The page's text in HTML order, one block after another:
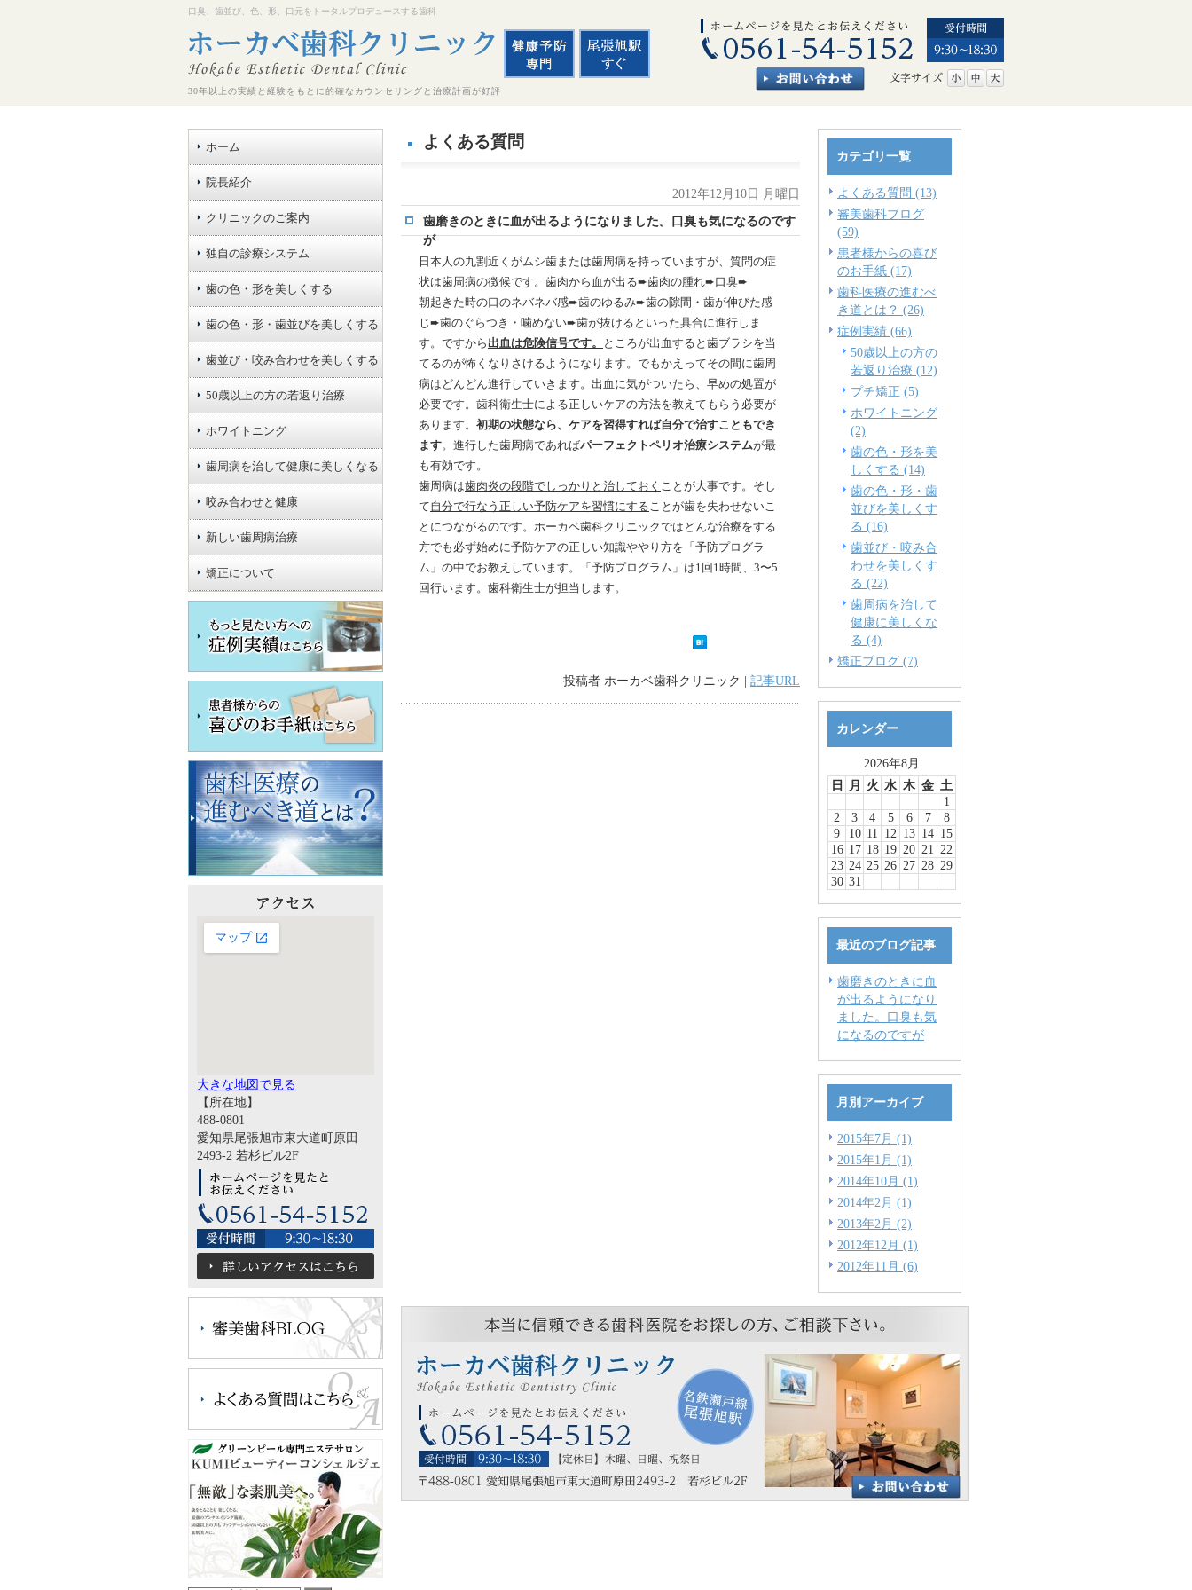
口臭、歯並び、色、形、口元をトータルプロデュースする歯科
30年以上の実績と経験をもとに的確なカウンセリングと治療計画が好評
よくある質問
2012年12月10日 月曜日
歯磨きのときに血が出るようになりました。口臭も気になるのです
が
日本人の九割近くがムシ歯または歯周病を持っていますが、質問の症
状は歯周病の徴候です。歯肉から血が出る➨歯肉の腫れ➨口臭➨
朝起きた時の口のネバネバ感➨歯のゆるみ➨歯の隙間・歯が伸びた感
じ➨歯のぐらつき・噛めない➨歯が抜けるといった具合に進行しま
す。ですから出血は危険信号です。
ところが出血すると歯ブラシを当
てるのが怖くなりさけるようになります。でもかえってその間に歯周
病はどんどん進行していきます。出血に気がついたら、早めの処置が
必要です。歯科衛生士による正しいケアの方法を教えてもらう必要が
あります。 初期の状態なら、ケアを習得すれば自分で治すこともでき
ます。進行した歯周病であればパーフェクトペリオ治療システムが最
も有効です。
歯周病は歯肉炎の段階でしっかりと治しておく ことが大事です。そし
て自分で行なう正しい予防ケアを習慣にすることが歯を失わせないこ
とにつながるのです。ホーカベ歯科クリニックではどんな治療をする
方でも必ず始めに予防ケアの正しい知識ややり方を「予防プログラ
ム」の中でお教えしています。「予防プログラム」は1回1時間、3〜5
回行います。歯科衛生士が担当します。
投稿者 ホーカベ歯科クリニック | 記事URL
カテゴリ一覧
よくある質問 (13)
審美歯科ブログ
(59)
患者様からの喜び
のお手紙 (17)
歯科医療の進むべ
き道とは？ (26)
症例実績 (66)
50歳以上の方の
若返り治療 (12)
プチ矯正 (5)
ホワイトニング
(2)
歯の色・形を美
しくする (14)
歯の色・形・歯
並びを美しくす
る (16)
歯並び・咬み合
わせを美しくす
る (22)
歯周病を治して
健康に美しくな
る (4)
矯正ブログ (7)
カレンダー
2026年8月
日
月 火 水 木 金 土
1
2
3 4 5 6 7
8
9
10 11 12 13 14 15
16 17 18 19 20 21
22
23 24 25 26 27 28 29
30 31
最近のブログ記事
歯磨きのときに血
が出るようになり
ました。口臭も気
になるのですが
月別アーカイブ
2015年7月 (1)
2015年1月 (1)
2014年10月 (1)
2014年2月 (1)
2013年2月 (2)
2012年12月 (1)
2012年11月 (6)
ホーム
院長紹介
クリニックのご案内
独自の診療システム
歯の色・形を美しくする
歯の色・形・歯並びを美しくする
歯並び・咬み合わせを美しくする
50歳以上の方の若返り治療
ホワイトニング
歯周病を治して健康に美しくなる
咬み合わせと健康
新しい歯周病治療
矯正について
大きな地図で見る
【所在地】
488-0801
愛知県尾張旭市東大道町原田
2493-2 若杉ビル2F